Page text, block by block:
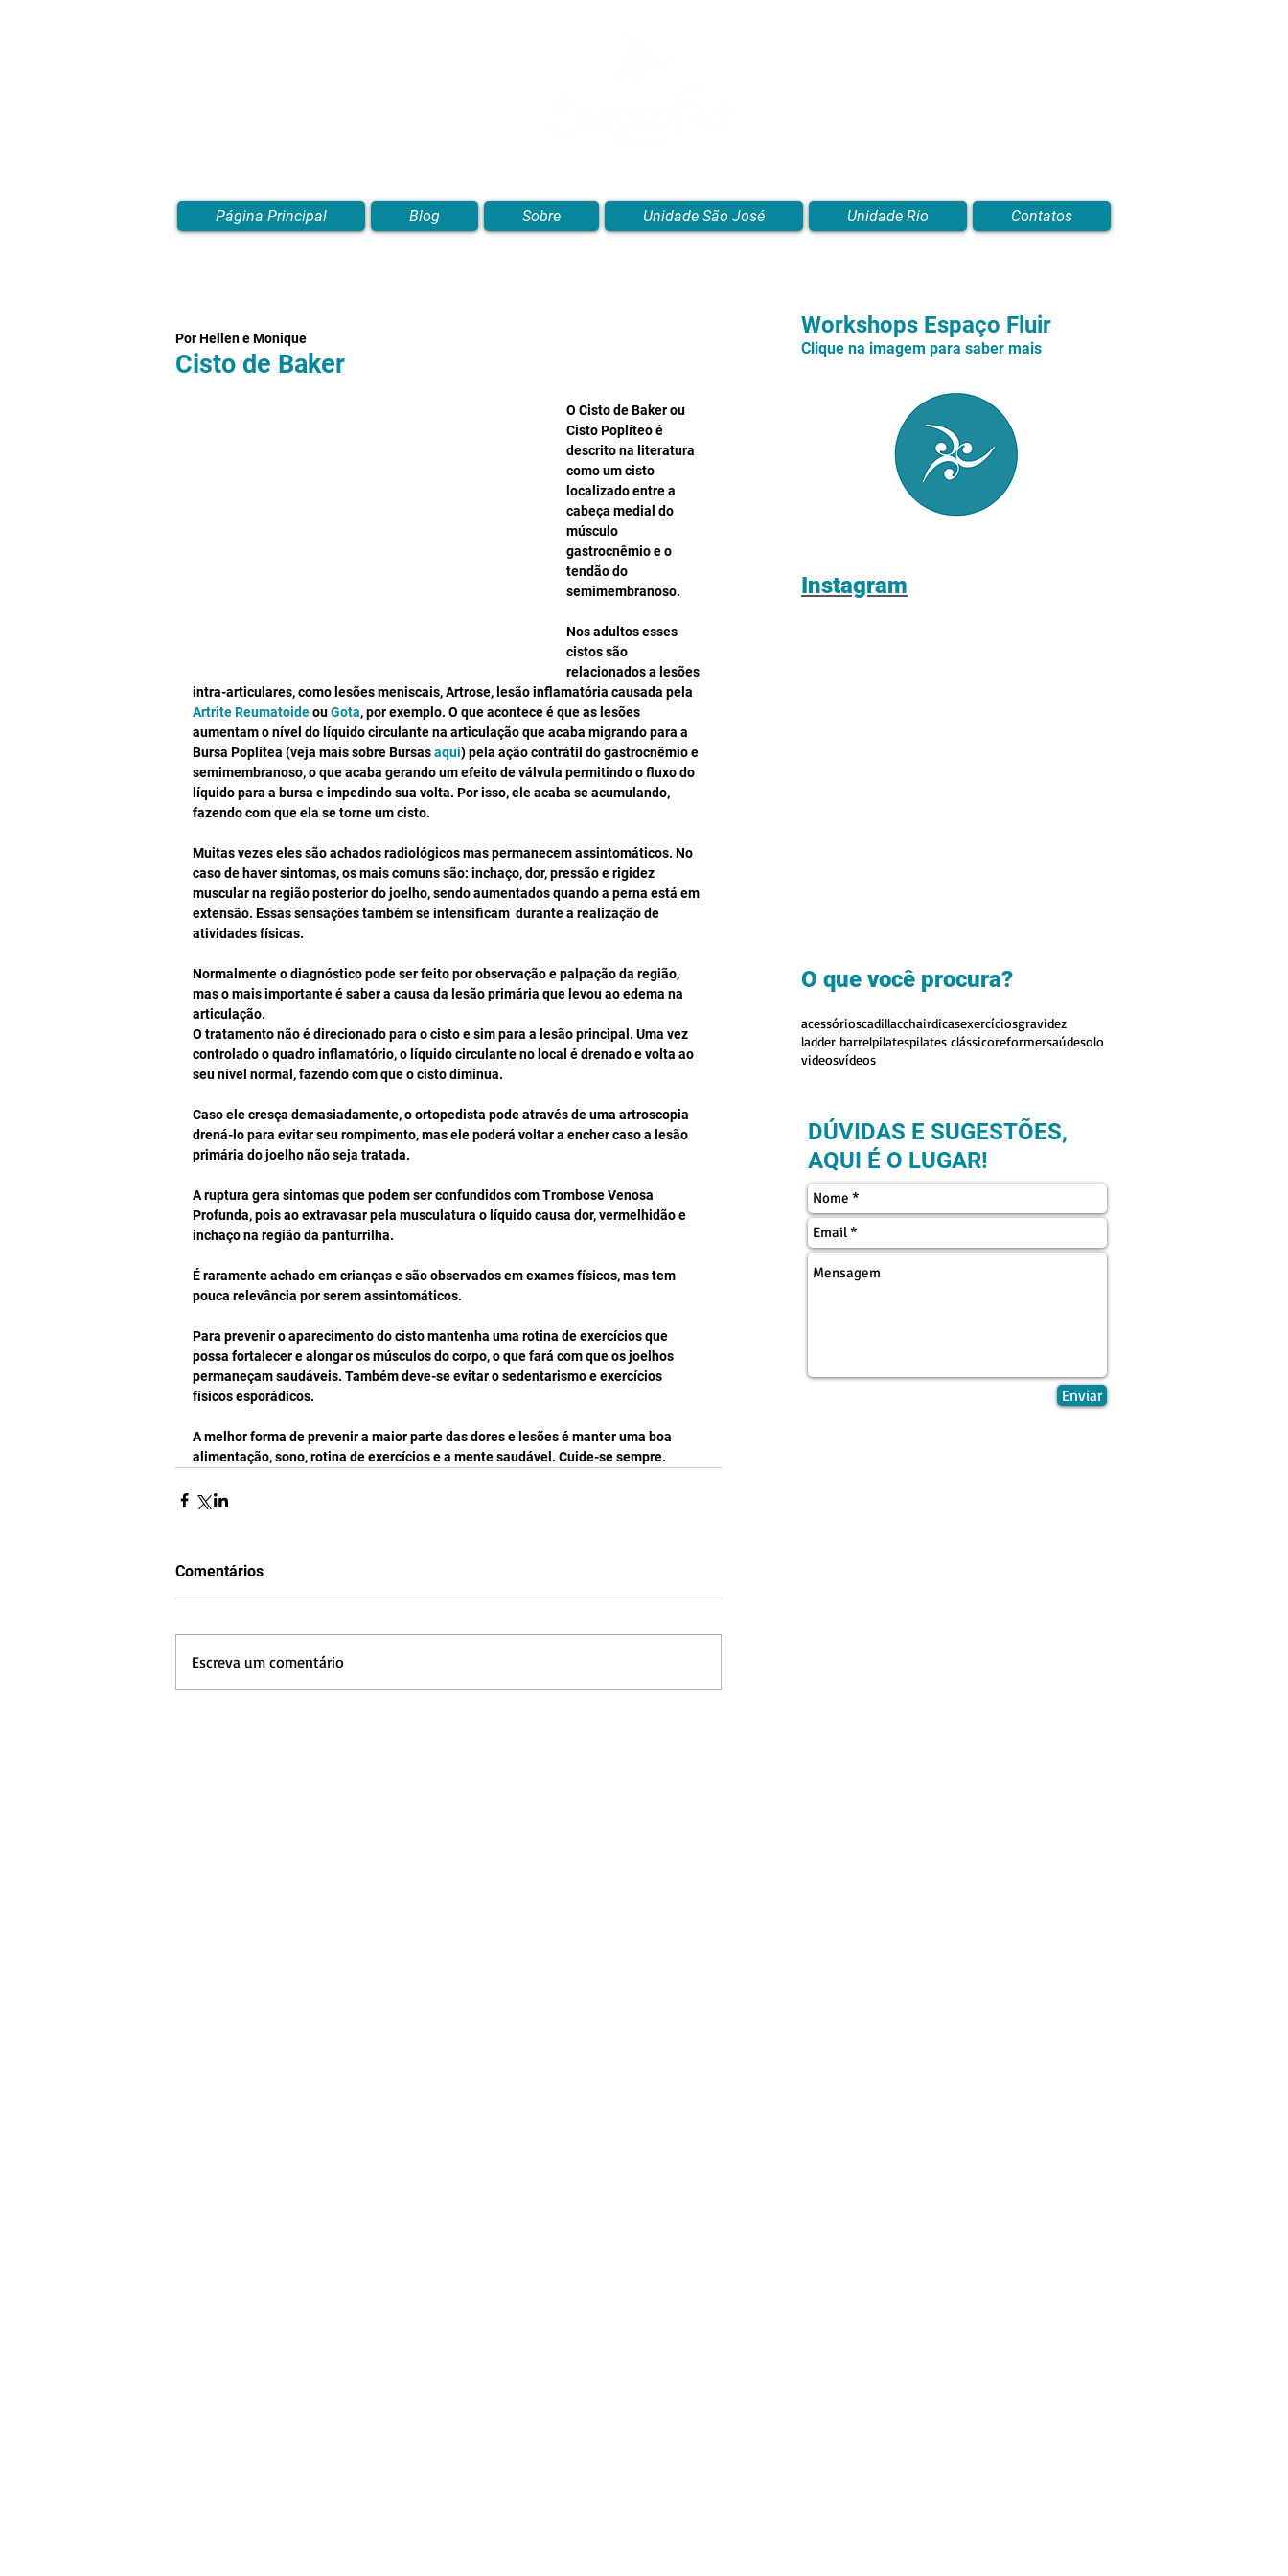
Cisto de Baker
Por Hellen e Monique
O Cisto de Baker ou
Cisto Poplíteo é
descrito na literatura
como um cisto
localizado entre a
cabeça medial do
músculo
gastrocnêmio e o
tendão do
semimembranoso.
Nos adultos esses
cistos são
relacionados a lesões
intra-articulares, como lesões meniscais, Artrose, lesão inflamatória causada pela
Artrite Reumatoideou Gota, por exemplo. O que acontece é que as lesões
aumentam o nível do líquido circulante na articulação que acaba migrando para a
Bursa Poplítea (veja mais sobre Bursas aqui) pela ação contrátil do gastrocnêmio e
semimembranoso, o que acaba gerando um efeito de válvula permitindo o fluxo do
líquido para a bursa e impedindo sua volta. Por isso, ele acaba se acumulando,
fazendo com que ela se torne um cisto.
Muitas vezes eles são achados radiológicos mas permanecem assintomáticos. No
caso de haver sintomas, os mais comuns são: inchaço, dor, pressão e rigidez
muscular na região posterior do joelho, sendo aumentados quando a perna está em
extensão. Essas sensações também se intensificam  durante a realização de
atividades físicas.
Normalmente o diagnóstico pode ser feito por observação e palpação da região,
mas o mais importante é saber a causa da lesão primária que levou ao edema na
articulação.
O tratamento não é direcionado para o cisto e sim para a lesão principal. Uma vez
controlado o quadro inflamatório, o líquido circulante no local é drenado e volta ao
seu nível normal, fazendo com que o cisto diminua.
Caso ele cresça demasiadamente, o ortopedista pode através de uma artroscopia
drená-lo para evitar seu rompimento, mas ele poderá voltar a encher caso a lesão
primária do joelho não seja tratada.
A ruptura gera sintomas que podem ser confundidos com Trombose Venosa
Profunda, pois ao extravasar pela musculatura o líquido causa dor, vermelhidão e
inchaço na região da panturrilha.
É raramente achado em crianças e são observados em exames físicos, mas tem
pouca relevância por serem assintomáticos.
Para prevenir o aparecimento do cisto mantenha uma rotina de exercícios que
possa fortalecer e alongar os músculos do corpo, o que fará com que os joelhos
permaneçam saudáveis. Também deve-se evitar o sedentarismo e exercícios
físicos esporádicos.
A melhor forma de prevenir a maior parte das dores e lesões é manter uma boa
alimentação, sono, rotina de exercícios e a mente saudável. Cuide-se sempre.
Comentários
Escreva um comentário
Workshops Espaço Fluir
Clique na imagem para saber mais
Instagram
O que você procura?
acessórioscadillacchairdicasexercíciosgravidez
ladder barrelpilatespilates clássicoreformersaúdesolo
videosvídeos
DÚVIDAS E SUGESTÕES,
AQUI É O LUGAR!
Enviar
Página Principal Blog Sobre Unidade São José Unidade Rio Contatos